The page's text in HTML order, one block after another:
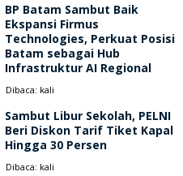
BP Batam Sambut Baik
Ekspansi Firmus
Technologies, Perkuat Posisi
Batam sebagai Hub
Infrastruktur AI Regional
Dibaca: kali
Sambut Libur Sekolah, PELNI
Beri Diskon Tarif Tiket Kapal
Hingga 30 Persen
Dibaca: kali